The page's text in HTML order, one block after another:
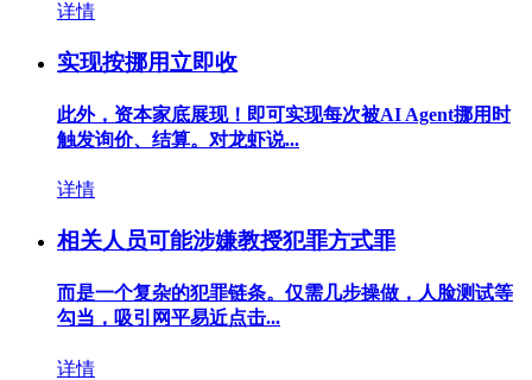
详情
实现按挪用立即收
此外，资本家底展现！即可实现每次被AI Agent挪用时
触发询价、结算。对龙虾说...
详情
相关人员可能涉嫌教授犯罪方式罪
而是一个复杂的犯罪链条。仅需几步操做，人脸测试等
勾当，吸引网平易近点击...
详情